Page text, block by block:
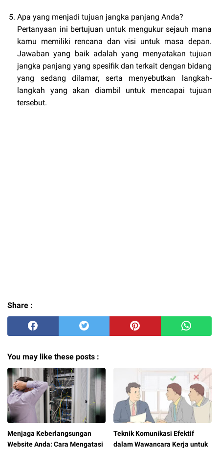
Apa yang menjadi tujuan jangka panjang Anda?
Pertanyaan ini bertujuan untuk mengukur sejauh mana
kamu memiliki rencana dan visi untuk masa depan.
Jawaban yang baik adalah yang menyatakan tujuan
jangka panjang yang spesifik dan terkait dengan bidang
yang sedang dilamar, serta menyebutkan langkah-
langkah yang akan diambil untuk mencapai tujuan
tersebut.
Share :
You may like these posts :
Menjaga Keberlangsungan
Website Anda: Cara Mengatasi
Teknik Komunikasi Efektif
dalam Wawancara Kerja untuk